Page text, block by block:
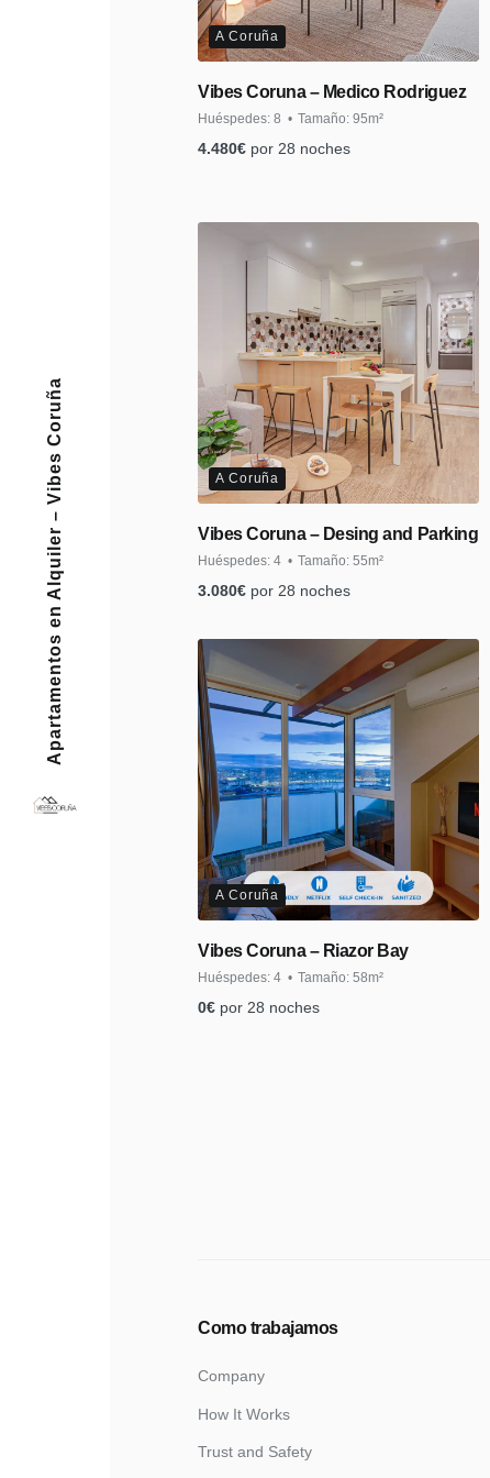
Apartamentos en Alquiler – Vibes Coruña
A Coruña
Vibes Coruna – Medico Rodriguez
Huéspedes: 8 Tamaño: 95m²
4.480€ por 28 noches
A Coruña
Vibes Coruna – Desing and Parking
Huéspedes: 4 Tamaño: 55m²
3.080€ por 28 noches
A Coruña
Vibes Coruna – Riazor Bay
Huéspedes: 4 Tamaño: 58m²
0€ por 28 noches
Como trabajamos
Company
How It Works
Trust and Safety